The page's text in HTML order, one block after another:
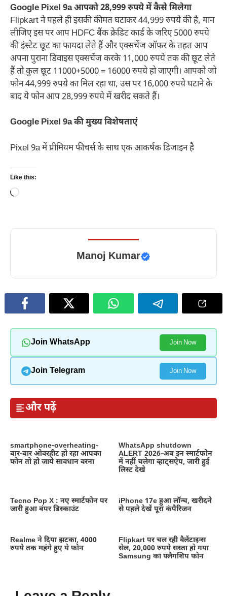
Google Pixel 9a आपको 28,999 रुपये में कैसे मिलेगा
Flipkart ने पहले ही इसकी कीमत घटाकर 44,999 रुपये की है, मान
लीजिए इस पर आप HDFC बैंक क्रेडिट कार्ड के जरिए 5000 रुपये
की इंस्टेट छूट का फायदा लेते हैं और एक्सचेंज ऑफर के तहत आप
अपना पुराना डिवाइस एक्सचेंज करके 11,000 रुपये तक की छूट लेते
हैं तो कुल छूट 11000+5000 = 16000 रुपये हो जाएगी। आपको जो
फोन 44,999 रुपये का मिल रहा था, उस पर 16,000 रुपये घटाने के
बाद ये फोन आप 28,999 रुपये में खरीद सकते हैं।
Google Pixel 9a की मुख्य विशेषताएं
Pixel 9a में प्रीमियम फीचर्स के साथ एक आकर्षक डिजाइन है
Like this:
Loading…
Manoj Kumar
Join WhatsApp Join Now
Join Telegram Join Now
और पढ़ें
smartphone-overheating-
बार-बार ओवरहीट हो रहा आपका
फोन तो हो जाये सावधान वरना
WhatsApp shutdown
ALERT 2026-अब इन स्मार्टफोन
में नहीं चलेगा व्हाट्सऐप, जारी हुई
लिस्ट देखे
Tecno Pop X : नए स्मार्टफोन पर
जारी हुआ बंपर डिस्काउंट
iPhone 17e हुआ लॉन्च, खरीदने
से पहले देखें पूरा कंपैरिजन
Realme ने दिया झटका, 4000
रुपये तक महंगे हुए ये फोन
Flipkart पर चल रही वैलेंटाइन्स
सेल, 20,000 रुपये सस्ता हो गया
Samsung का फ्लैगशिप फोन